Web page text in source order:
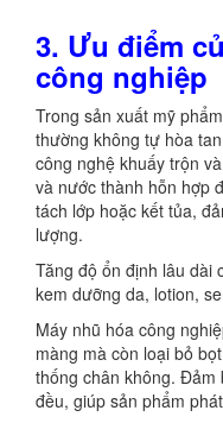
3. Ưu điểm
công nghiệp
Trong sản xuất mỹ
thường không tự hòa
công nghệ khuấy trộn
và nước thành hỗn hợp
tách lớp hoặc kết tủa,
lượng.
Tăng độ ổn định lâu dài
kem dưỡng da, lotion,
Máy nhũ hóa công
màng mà còn loại bỏ
thống chân không. Đảm
đều, giúp sản phẩm